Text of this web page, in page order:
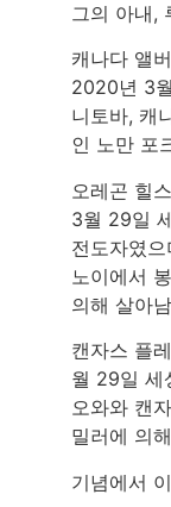
그의 아내,
캐나다 앨
2020년 3
니토바, 캐
인 노만 포
오레곤 힐
3월 29일
전도자였
노이에서
의해 살아
캔자스 플
월 29일 세
오와와 캔
밀러에 의
기념에서